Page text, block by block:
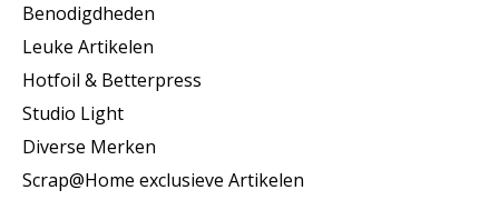
Benodigdheden
Leuke Artikelen
Hotfoil & Betterpress
Studio Light
Diverse Merken
Scrap@Home exclusieve Artikelen